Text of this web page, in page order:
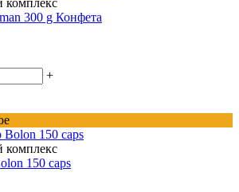
300 g Конфета
+
комплекс
150 caps